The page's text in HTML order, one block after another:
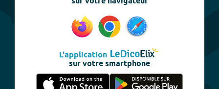
L'application
sur votre smartphone